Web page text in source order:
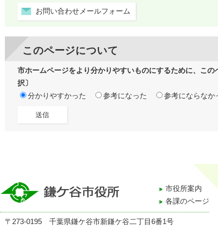
お問い合わせメールフォーム
このページについて
市ホームページをより分かりやすいものにするために、こ
択〕
分かりやすかった
参考になった 参考にならなか
市役所案内
各課のページ
〒273-0195 千葉県鎌ケ谷市新鎌ケ谷二丁目6番1号